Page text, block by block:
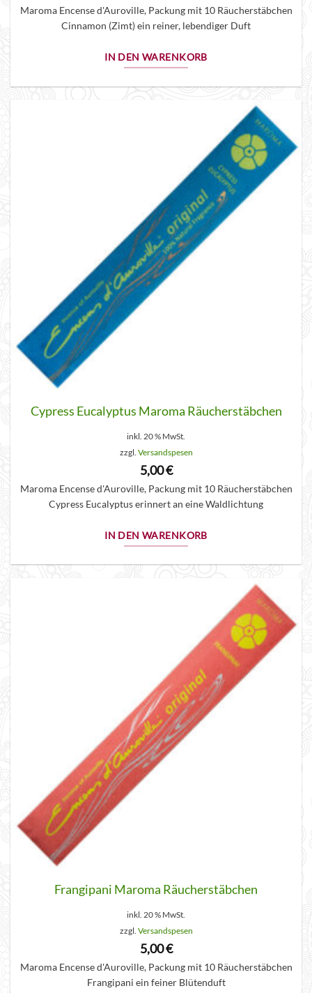
Maroma Encense d'Auroville, Packung mit 10 Räucherstäbchen
Cinnamon (Zimt) ein reiner, lebendiger Duft
IN DEN WARENKORB
Cypress Eucalyptus Maroma Räucherstäbchen
inkl. 20 % MwSt.
zzgl. Versandspesen
5,00€
Maroma Encense d'Auroville, Packung mit 10 Räucherstäbchen
Cypress Eucalyptus erinnert an eine Waldlichtung
IN DEN WARENKORB
Frangipani Maroma Räucherstäbchen
inkl. 20 % MwSt.
zzgl. Versandspesen
5,00€
Maroma Encense d'Auroville, Packung mit 10 Räucherstäbchen
Frangipani ein feiner Blütenduft